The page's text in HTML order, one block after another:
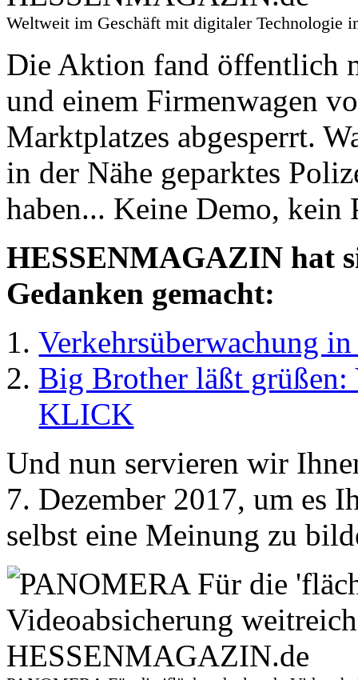
Weltweit im Geschäft mit digitaler Technologie
Die Aktion fand öffentlich
und einem Firmenwagen
Marktplatzes abgesperrt.
in der Nähe geparktes
haben... Keine Demo,
HESSENMAGAZIN hat
Gedanken gemacht:
Verkehrsüberwachung
Big Brother läßt grüßen:
KLICK
Und nun servieren wir
7. Dezember 2017, um es
selbst eine Meinung zu